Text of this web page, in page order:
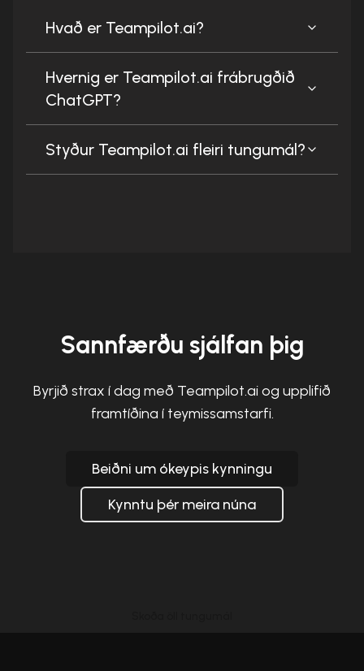
Hvað er Teampilot.ai?
Hvernig er Teampilot.ai frábrugðið
ChatGPT?
Styður Teampilot.ai fleiri tungumál?
Sannfærðu sjálfan þig
Byrjið strax í dag með Teampilot.ai og upplifið
framtíðina í teymissamstarfi.
Beiðni um ókeypis kynningu
Kynntu þér meira núna